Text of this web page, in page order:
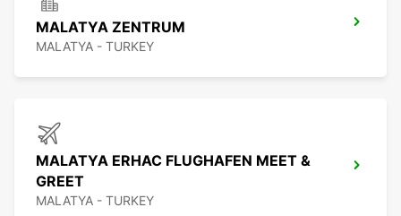
MALATYA ZENTRUM
MALATYA - TURKEY
MALATYA ERHAC FLUGHAFEN MEET &
GREET
MALATYA - TURKEY